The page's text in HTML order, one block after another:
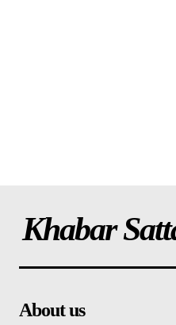
Khabar
About us